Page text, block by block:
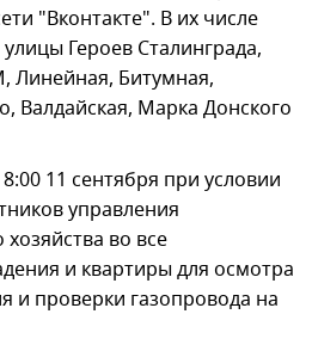
"Вконтакте". В их числе
Героев Сталинграда,
Битумная,
Валдайская, Марка Донского
11 сентября при условии
управления
хозяйства во все
и квартиры для осмотра
и проверки газопровода на